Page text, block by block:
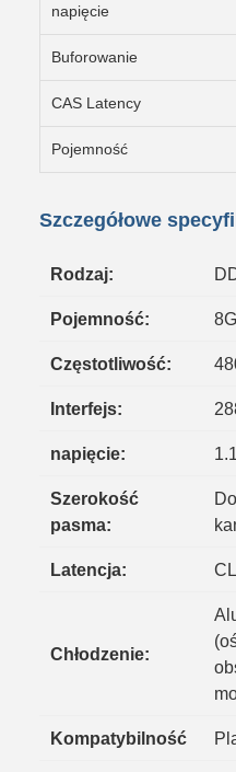
napięcie
Buforowanie
CAS Latency
Pojemność
Szczegółowe
Rodzaj:
Pojemność:
Częstotliwość:
Interfejs:
napięcie:
Szerokość
pasma:
Latencja:
Chłodzenie:
Kompatybilność